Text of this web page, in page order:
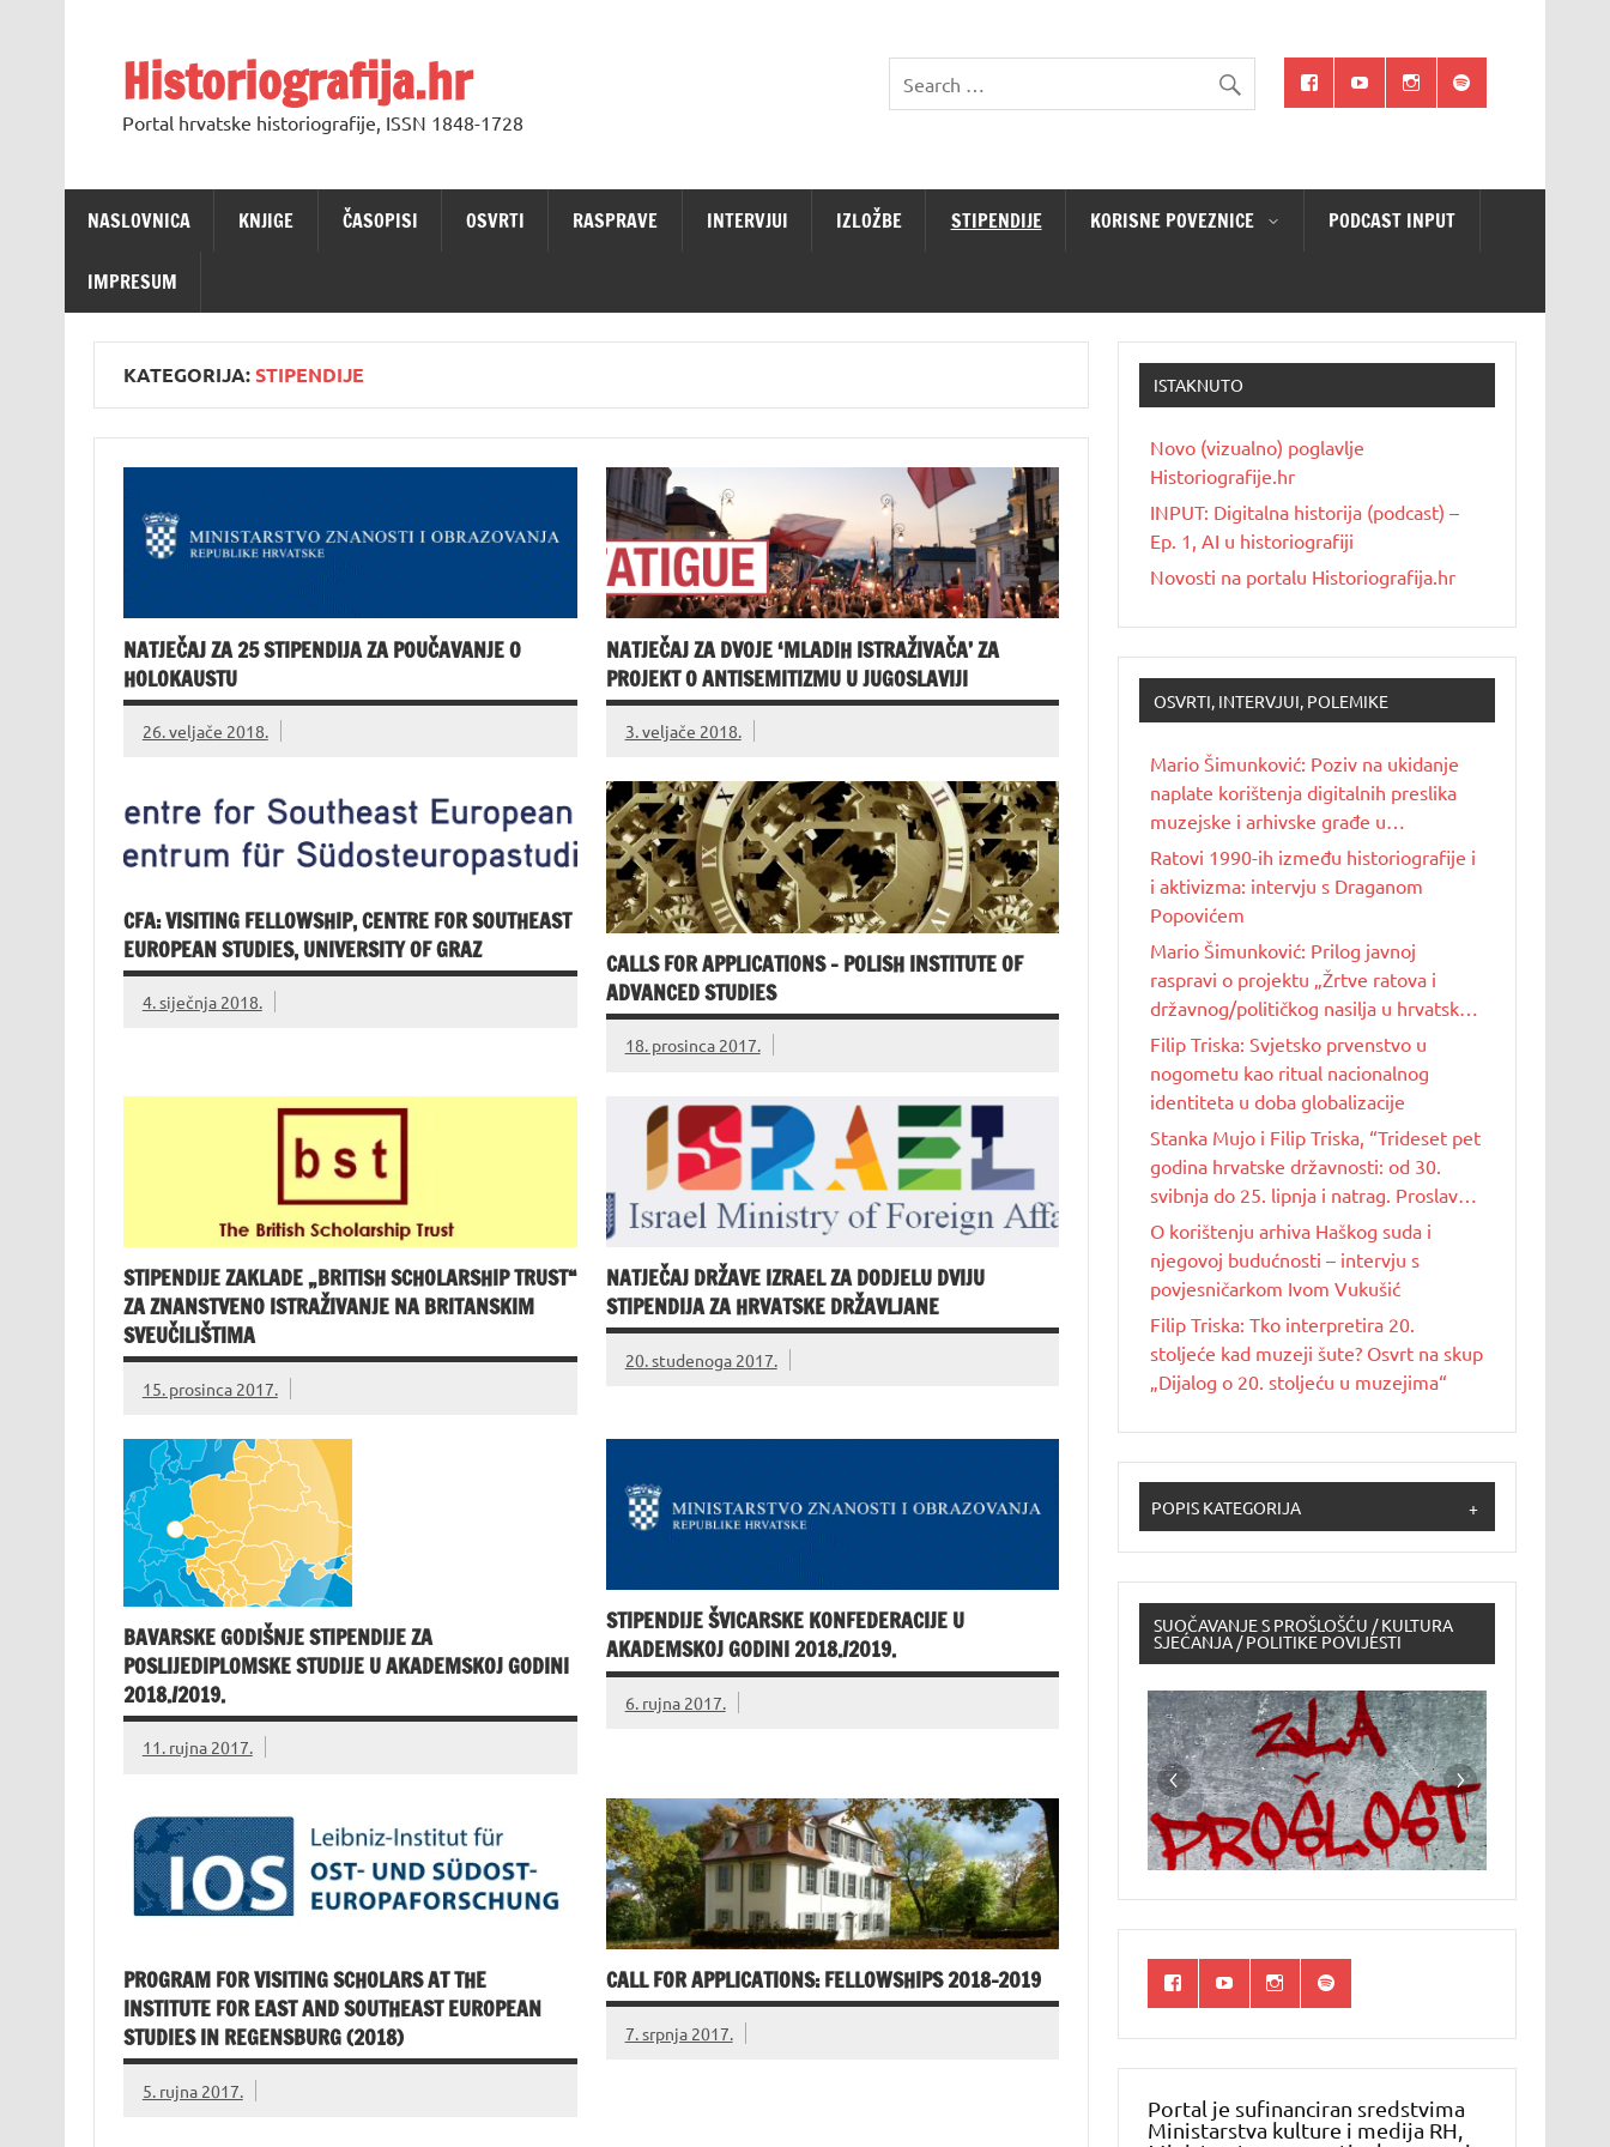
Historiografija.hr
Portal hrvatske historiografije, ISSN 1848-1728
NASLOVNICA KNJIGE ČASOPISI OSVRTI RASPRAVE INTERVJUI IZLOŽBE STIPENDIJE KORISNE POVEZNICE PODCAST INPUT
IMPRESUM
KATEGORIJA:STIPENDIJE
NATJEČAJ ZA 25 STIPENDIJA ZA POUČAVANJE O
HOLOKAUSTU
26. veljače 2018.
NATJEČAJ ZA DVOJE ‘MLADIH ISTRAŽIVAČA’ ZA
PROJEKT O ANTISEMITIZMU U JUGOSLAVIJI
3. veljače 2018.
CFA: VISITING FELLOWSHIP, CENTRE FOR SOUTHEAST
EUROPEAN STUDIES, UNIVERSITY OF GRAZ
4. siječnja 2018.
CALLS FOR APPLICATIONS – POLISH INSTITUTE OF
ADVANCED STUDIES
18. prosinca 2017.
STIPENDIJE ZAKLADE „BRITISH SCHOLARSHIP TRUST“
ZA ZNANSTVENO ISTRAŽIVANJE NA BRITANSKIM
SVEUČILIŠTIMA
15. prosinca 2017.
NATJEČAJ DRŽAVE IZRAEL ZA DODJELU DVIJU
STIPENDIJA ZA HRVATSKE DRŽAVLJANE
20. studenoga 2017.
BAVARSKE GODIŠNJE STIPENDIJE ZA
POSLIJEDIPLOMSKE STUDIJE U AKADEMSKOJ GODINI
2018./2019.
11. rujna 2017.
STIPENDIJE ŠVICARSKE KONFEDERACIJE U
AKADEMSKOJ GODINI 2018./2019.
6. rujna 2017.
PROGRAM FOR VISITING SCHOLARS AT THE
INSTITUTE FOR EAST AND SOUTHEAST EUROPEAN
STUDIES IN REGENSBURG (2018)
5. rujna 2017.
CALL FOR APPLICATIONS: FELLOWSHIPS 2018-2019
7. srpnja 2017.
ISTAKNUTO
Novo (vizualno) poglavlje
Historiografije.hr
INPUT: Digitalna historija (podcast) –
Ep. 1, AI u historiografiji
Novosti na portalu Historiografija.hr
OSVRTI, INTERVJUI, POLEMIKE
Mario Šimunković: Poziv na ukidanje
naplate korištenja digitalnih preslika
muzejske i arhivske građe u
nekomercijalne svrhe
Ratovi 1990-ih između historiografije i
i aktivizma: intervju s Draganom
Popovićem
Mario Šimunković: Prilog javnoj
raspravi o projektu „Žrtve ratova i
državnog/političkog nasilja u hrvatskoj
povijesti 20. stoljeća“
Filip Triska: Svjetsko prvenstvo u
nogometu kao ritual nacionalnog
identiteta u doba globalizacije
Stanka Mujo i Filip Triska, “Trideset pet
godina hrvatske državnosti: od 30.
svibnja do 25. lipnja i natrag. Proslave
Dana državnosti u Republici Hrvatskoj
od 1990. do 2025. godine”
O korištenju arhiva Haškog suda i
njegovoj budućnosti – intervju s
povjesničarkom Ivom Vukušić
Filip Triska: Tko interpretira 20.
stoljeće kad muzeji šute? Osvrt na skup
„Dijalog o 20. stoljeću u muzejima“
POPIS KATEGORIJA +
SUOČAVANJE S PROŠLOŠĆU / KULTURA
SJEĆANJA / POLITIKE POVIJESTI
Portal je sufinanciran sredstvima
Ministarstva kulture i medija RH,